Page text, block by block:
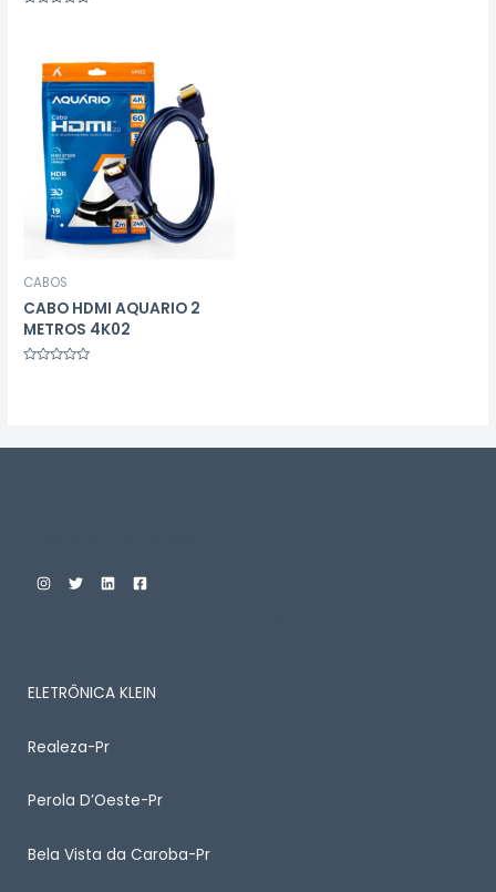
CABOS
CABO HDMI AQUARIO 2
METROS 4K02
ELETRÔNICA KLEIN
Realeza-Pr
Perola D’Oeste-Pr
Bela Vista da Caroba-Pr